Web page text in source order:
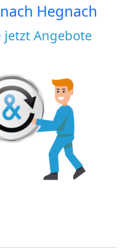
Hegnach
jetzt Angebote